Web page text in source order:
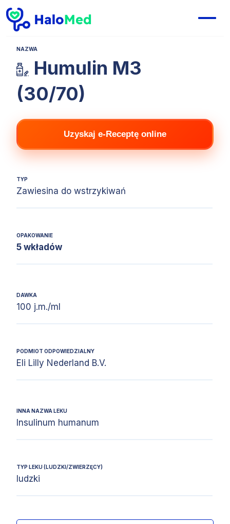
NAZWA
Humulin M3
(30/70)
Uzyskaj e-Receptę online
TYP
Zawiesina do wstrzykiwań
OPAKOWANIE
5 wkładów
DAWKA
100 j.m./ml
PODMIOT ODPOWIEDZIALNY
Eli Lilly Nederland B.V.
INNA NAZWA LEKU
Insulinum humanum
TYP LEKU (LUDZKI/ZWIERZĘCY)
ludzki